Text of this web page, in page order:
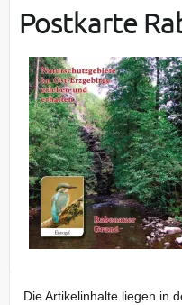
Postkarte
Die Artikelinhalte liegen in